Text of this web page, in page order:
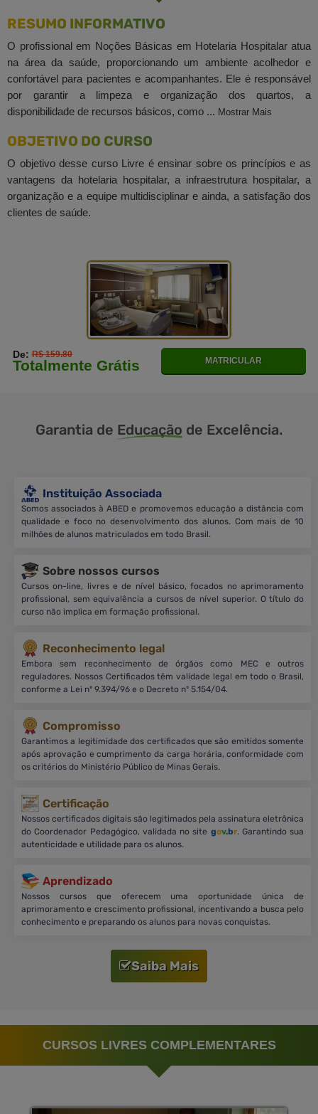
RESUMO INFORMATIVO
O profissional em Noções Básicas em Hotelaria Hospitalar atua
na área da saúde, proporcionando um ambiente acolhedor e
confortável para pacientes e acompanhantes. Ele é responsável
por garantir a limpeza e organização dos quartos, a
disponibilidade de recursos básicos, como ... Mostrar Mais
OBJETIVO DO CURSO
O objetivo desse curso Livre é ensinar sobre os princípios e as
vantagens da hotelaria hospitalar, a infraestrutura hospitalar, a
organização e a equipe multidisciplinar e ainda, a satisfação dos
clientes de saúde.
De:R$ 159.80
Totalmente Grátis MATRICULAR
Garantia de Educação de Excelência.
Instituição Associada
Somos associados à ABED e promovemos educação a distância com
qualidade e foco no desenvolvimento dos alunos. Com mais de 10
milhões de alunos matriculados em todo Brasil.
Sobre nossos cursos
Cursos on-line, livres e de nível básico, focados no aprimoramento
profissional, sem equivalência a cursos de nível superior. O título do
curso não implica em formação profissional.
Reconhecimento legal
Embora sem reconhecimento de órgãos como MEC e outros
reguladores. Nossos Certificados têm validade legal em todo o Brasil,
conforme a Lei nº 9.394/96 e o Decreto nº 5.154/04.
Compromisso
Garantimos a legitimidade dos certificados que são emitidos somente
após aprovação e cumprimento da carga horária, conformidade com
os critérios do Ministério Público de Minas Gerais.
Certificação
Nossos certificados digitais são legitimados pela assinatura eletrônica
do Coordenador Pedagógico, validada no site gov.br. Garantindo sua
autenticidade e utilidade para os alunos.
Aprendizado
Nossos cursos que oferecem uma oportunidade única de
aprimoramento e crescimento profissional, incentivando a busca pelo
conhecimento e preparando os alunos para novas conquistas.
Saiba Mais
CURSOS LIVRES COMPLEMENTARES